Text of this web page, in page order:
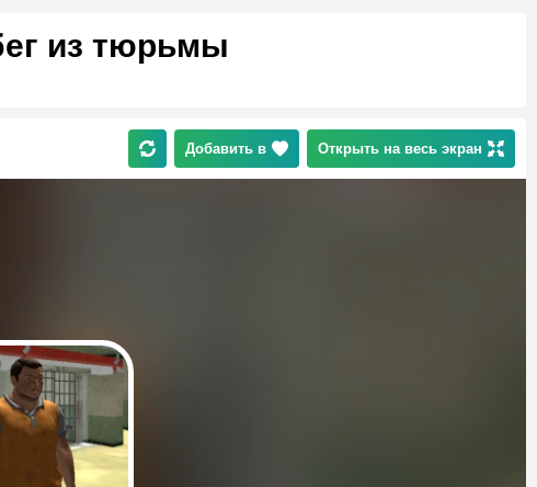
из тюрьмы
Добавить в Открыть на весь экран